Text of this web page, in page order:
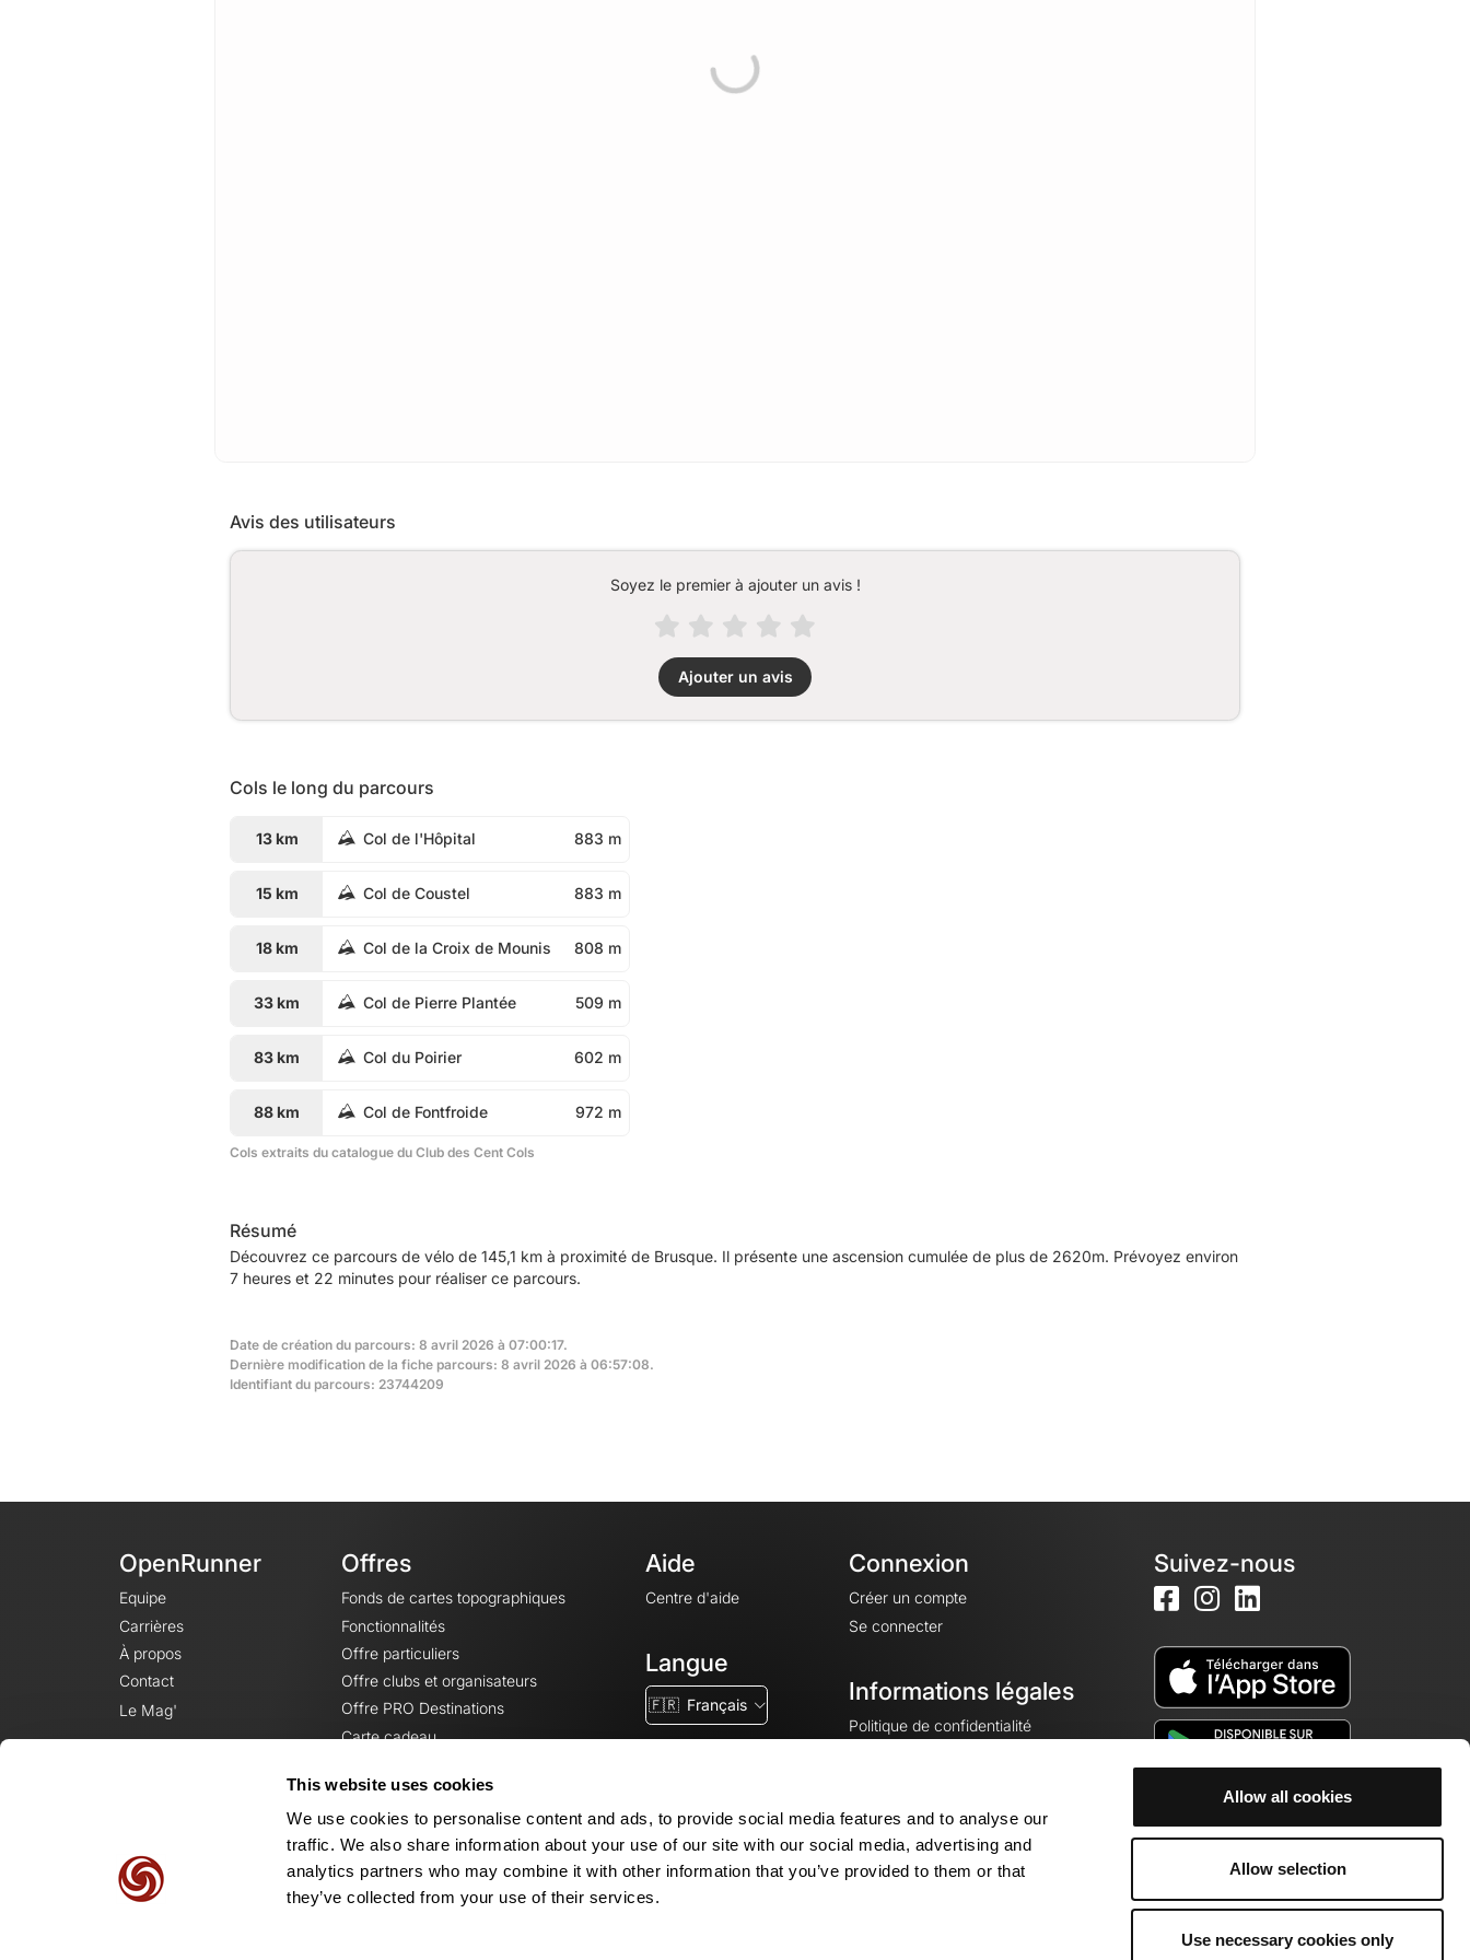
This website uses cookies
We use cookies to personalise content and ads, to provide social media features and to analyse our
traffic. We also share information about your use of our site with our social media, advertising and
analytics partners who may combine it with other information that you’ve provided to them or that
they’ve collected from your use of their services.
Allow all cookies
Allow selection
Use necessary cookies only
Avis des utilisateurs
Soyez le premier à ajouter un avis !
Ajouter un avis
Cols le long du parcours
13 km Col de l'Hôpital 883 m
15 km Col de Coustel 883 m
18 km Col de la Croix de Mounis 808 m
33 km Col de Pierre Plantée 509 m
83 km Col du Poirier 602 m
88 km Col de Fontfroide 972 m
Cols extraits du catalogue du Club des Cent Cols
Résumé
Découvrez ce parcours de vélo de 145,1 km à proximité de Brusque. Il présente une ascension cumulée de plus de 2620m. Prévoyez environ
7 heures et 22 minutes pour réaliser ce parcours.
Date de création du parcours: 8 avril 2026 à 07:00:17.
Dernière modification de la fiche parcours: 8 avril 2026 à 06:57:08.
Identifiant du parcours: 23744209
OpenRunner
Equipe
Carrières
À propos
Contact
Le Mag'
Offres
Fonds de cartes topographiques
Fonctionnalités
Offre particuliers
Offre clubs et organisateurs
Offre PRO Destinations
Carte cadeau
Aide
Centre d'aide
Langue
🇫🇷 Français
Connexion
Créer un compte
Se connecter
Informations légales
Politique de confidentialité
Mentions légales
Paramètres des cookies
Suivez-nous